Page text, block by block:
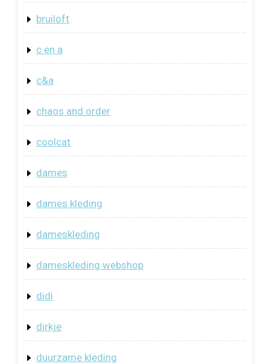
bruiloft
c en a
c&a
chaos and order
coolcat
dames
dames kleding
dameskleding
dameskleding webshop
didi
dirkje
duurzame kleding